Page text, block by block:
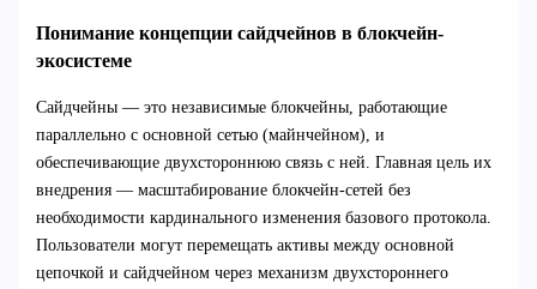
Понимание концепции сайдчейнов в блокчейн-
экосистеме
Сайдчейны — это независимые блокчейны, работающие
параллельно с основной сетью (майнчейном), и
обеспечивающие двухстороннюю связь с ней. Главная цель их
внедрения — масштабирование блокчейн-сетей без
необходимости кардинального изменения базового протокола.
Пользователи могут перемещать активы между основной
цепочкой и сайдчейном через механизм двухстороннего